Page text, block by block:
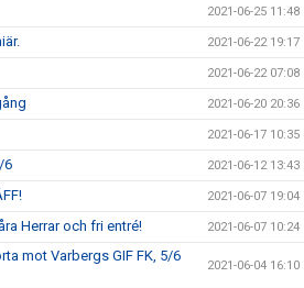
2021-06-25 11:48
2021-06-22 19:17
2021-06-22 07:08
2021-06-20 20:36
2021-06-17 10:35
6 2021-06-12 13:43
2021-06-07 19:04
Herrar och fri entré! 2021-06-07 10:24
mot Varbergs GIF FK, 5/6
2021-06-04 16:10